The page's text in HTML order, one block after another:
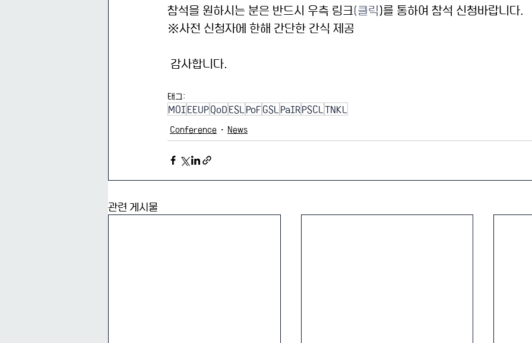
참석을 원하시는 분은 반드시 우측 링크(클릭)를 통하여 참석 신청바랍니다.
※사전 신청자에 한해 간단한 간식 제공
감사합니다.
태그:
MOIEEUPQoDESLPoFGSLPaIRPSCLTNKL
Conference News
관련 게시물